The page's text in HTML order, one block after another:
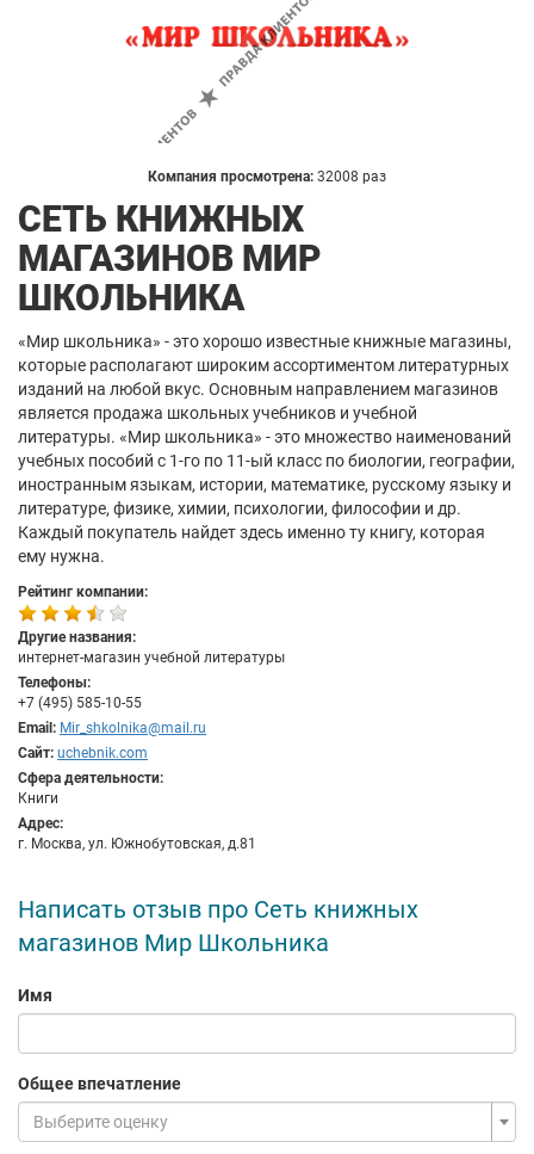
Компания просмотрена: 32008 раз
СЕТЬ КНИЖНЫХ
МАГАЗИНОВ МИР
ШКОЛЬНИКА
«Мир школьника» - это хорошо известные книжные магазины,
которые располагают широким ассортиментом литературных
изданий на любой вкус. Основным направлением магазинов
является продажа школьных учебников и учебной
литературы. «Мир школьника» - это множество наименований
учебных пособий с 1-го по 11-ый класс по биологии, географии,
иностранным языкам, истории, математике, русскому языку и
литературе, физике, химии, психологии, философии и др.
Каждый покупатель найдет здесь именно ту книгу, которая
ему нужна.
Рейтинг компании:
Другие названия:
интернет-магазин учебной литературы
Телефоны:
+7 (495) 585-10-55
Email: Mir_shkolnika@mail.ru
Сайт: uchebnik.com
Сфера деятельности:
Книги
Адрес:
г. Москва, ул. Южнобутовская, д.81
Написать отзыв про Сеть книжных
магазинов Мир Школьника
Имя
Общее впечатление
Выберите оценку